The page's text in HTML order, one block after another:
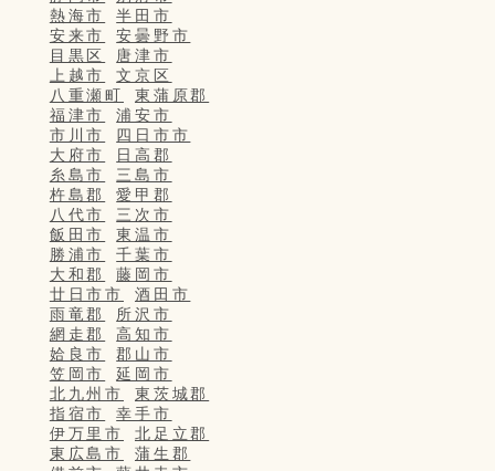
熱海市
半田市
安来市
安曇野市
目黒区
唐津市
上越市
文京区
八重瀬町
東蒲原郡
福津市
浦安市
市川市
四日市市
大府市
日高郡
糸島市
三島市
杵島郡
愛甲郡
八代市
三次市
飯田市
東温市
勝浦市
千葉市
大和郡
藤岡市
廿日市市
酒田市
雨竜郡
所沢市
網走郡
高知市
姶良市
郡山市
笠岡市
延岡市
北九州市
東茨城郡
指宿市
幸手市
伊万里市
北足立郡
東広島市
蒲生郡